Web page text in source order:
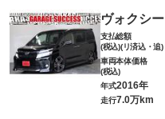
ヴォクシー
支払総額
(税込)(リ済込・追)
車両本体価格
(税込)
年式2016年
走行7.0万km